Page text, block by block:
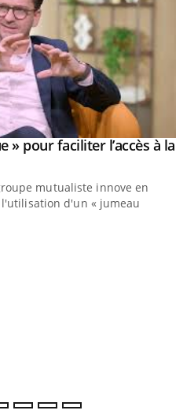
» pour faciliter l’accès à la
mutualiste innove en
d'un « jumeau